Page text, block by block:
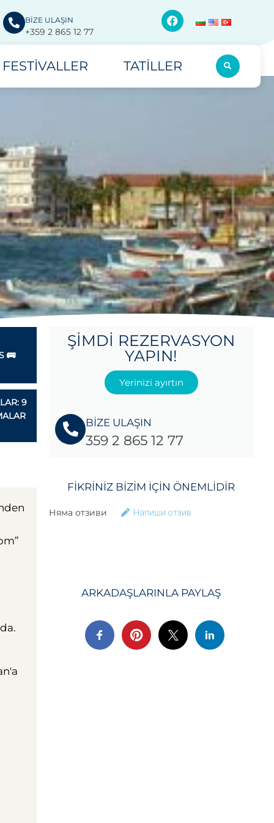
BİZE ULAŞIN
+359 2 865 12 77
FESTIVALLER TATILLER
🚌
9
ŞIMDI REZERVASYON
YAPIN!
Yerinizi ayırtın
BİZE ULAŞIN
359 2 865 12 77
FIKRINIZ BIZIM IÇIN ÖNEMLIDIR
Няма отзиви Напиши отзив
ARKADAŞLARINLA ​​PAYLAŞ